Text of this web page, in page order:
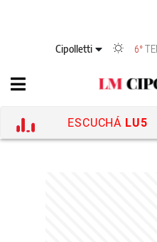
Cipolletti 6°
ESCUCHÁ LU5